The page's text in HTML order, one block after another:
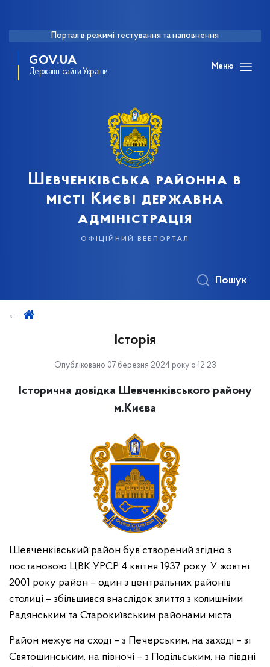
Портал в режимі тестування та наповнення
GOV.UA
Державні сайти України
Меню
Шевченківська районна в
місті Києві державна
адміністрація
офіційний вебпортал
Пошук
Історія
Опубліковано 07 березня 2024 року о 12:23
Історична довідка Шевченківського району
м.Києва
Шевченківський район був створений згідно з
постановою ЦВК УРСР 4 квітня 1937 року. У жовтні
2001 року район – один з центральних районів
столиці – збільшився внаслідок злиття з колишніми
Радянським та Старокиївським районами міста.
Район межує на сході – з Печерським, на заході – зі
Святошинським, на півночі – з Подільським, на півдні